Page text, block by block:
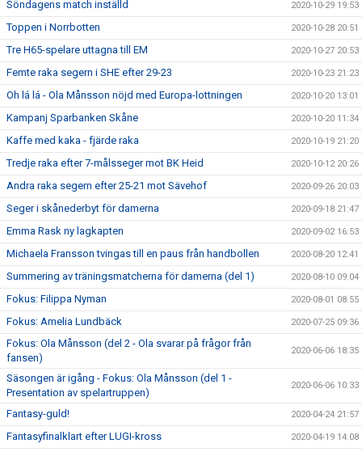
Söndagens match inställd 2020-10-29 19:53
Toppen i Norrbotten 2020-10-28 20:51
Tre H65-spelare uttagna till EM 2020-10-27 20:53
Femte raka segern i SHE efter 29-23 2020-10-23 21:23
Oh lá lá - Ola Månsson nöjd med Europa-lottningen 2020-10-20 13:01
Kampanj Sparbanken Skåne 2020-10-20 11:34
Kaffe med kaka - fjärde raka 2020-10-19 21:20
Tredje raka efter 7-målsseger mot BK Heid 2020-10-12 20:26
Andra raka segern efter 25-21 mot Sävehof 2020-09-26 20:03
Seger i skånederbyt för damerna 2020-09-18 21:47
Emma Rask ny lagkapten 2020-09-02 16:53
Michaela Fransson tvingas till en paus från handbollen 2020-08-20 12:41
Summering av träningsmatcherna för damerna (del 1) 2020-08-10 09:04
Fokus: Filippa Nyman 2020-08-01 08:55
Fokus: Amelia Lundbäck 2020-07-25 09:36
Fokus: Ola Månsson (del 2 - Ola svarar på frågor från
fansen)
2020-06-06 18:35
Säsongen är igång - Fokus: Ola Månsson (del 1 -
Presentation av spelartruppen)
2020-06-06 10:33
Fantasy-guld! 2020-04-24 21:57
Fantasyfinalklart efter LUGI-kross 2020-04-19 14:08